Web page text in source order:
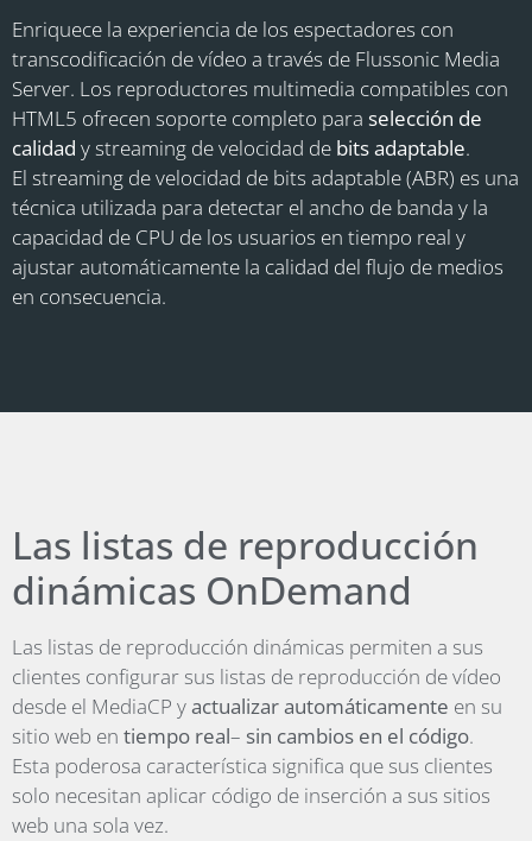
Enriquece la experiencia de los espectadores con
transcodificación de vídeo a través de Flussonic Media
Server. Los reproductores multimedia compatibles con
HTML5 ofrecen soporte completo para selección de
calidad y streaming de velocidad de bits adaptable.
El streaming de velocidad de bits adaptable (ABR) es una
técnica utilizada para detectar el ancho de banda y la
capacidad de CPU de los usuarios en tiempo real y
ajustar automáticamente la calidad del flujo de medios
en consecuencia.
Las listas de reproducción
dinámicas OnDemand
Las listas de reproducción dinámicas permiten a sus
clientes configurar sus listas de reproducción de vídeo
desde el MediaCP yactualizar automáticamente en su
sitio web en tiempo real– sin cambios en el código.
Esta poderosa característica significa que sus clientes
solo necesitan aplicar código de inserción a sus sitios
web una sola vez.